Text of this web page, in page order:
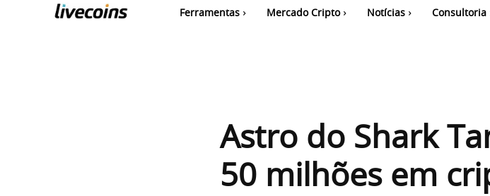
Ferramentas Mercado Cripto Notícias Consultoria
Astro do Shark
50 milhões em